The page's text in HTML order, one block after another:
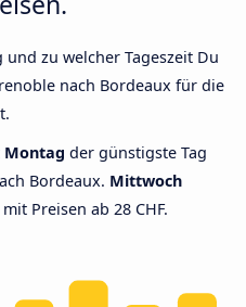
zu welcher Tageszeit Du
nach Bordeaux für die
Montag der günstigste Tag
Bordeaux. Mittwoch
Preisen ab 28 CHF.